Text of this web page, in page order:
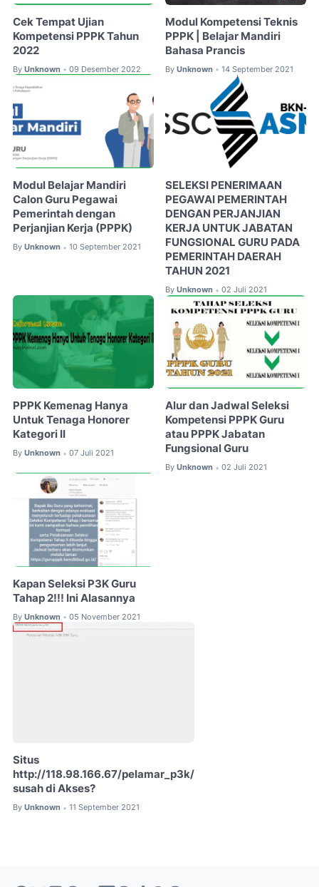
Cek Tempat Ujian
Kompetensi PPPK Tahun
2022
By Unknown • 09 Desember 2022
Modul Kompetensi Teknis
PPPK | Belajar Mandiri
Bahasa Prancis
By Unknown • 14 September 2021
Modul Belajar Mandiri
Calon Guru Pegawai
Pemerintah dengan
Perjanjian Kerja (PPPK)
By Unknown • 10 September 2021
SELEKSI PENERIMAAN
PEGAWAI PEMERINTAH
DENGAN PERJANJIAN
KERJA UNTUK JABATAN
FUNGSIONAL GURU PADA
PEMERINTAH DAERAH
TAHUN 2021
By Unknown • 02 Juli 2021
PPPK Kemenag Hanya
Untuk Tenaga Honorer
Kategori II
By Unknown • 07 Juli 2021
Alur dan Jadwal Seleksi
Kompetensi PPPK Guru
atau PPPK Jabatan
Fungsional Guru
By Unknown • 02 Juli 2021
Kapan Seleksi P3K Guru
Tahap 2!!! Ini Alasannya
By Unknown • 05 November 2021
Situs
http://118.98.166.67/pelamar_p3k/
susah di Akses?
By Unknown • 11 September 2021